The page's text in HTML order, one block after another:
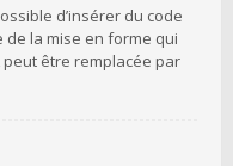
d’insérer du code
de la mise en forme qui
être remplacée par